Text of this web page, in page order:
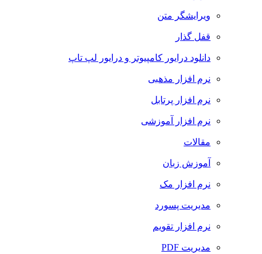
ویرایشگر متن
قفل گذار
دانلود درایور کامپیوتر و درایور لپ تاپ
نرم افزار مذهبی
نرم افزار پرتابل
نرم افزار آموزشی
مقالات
آموزش زبان
نرم افزار مک
مدیریت پسورد
نرم افزار تقویم
مدیریت PDF